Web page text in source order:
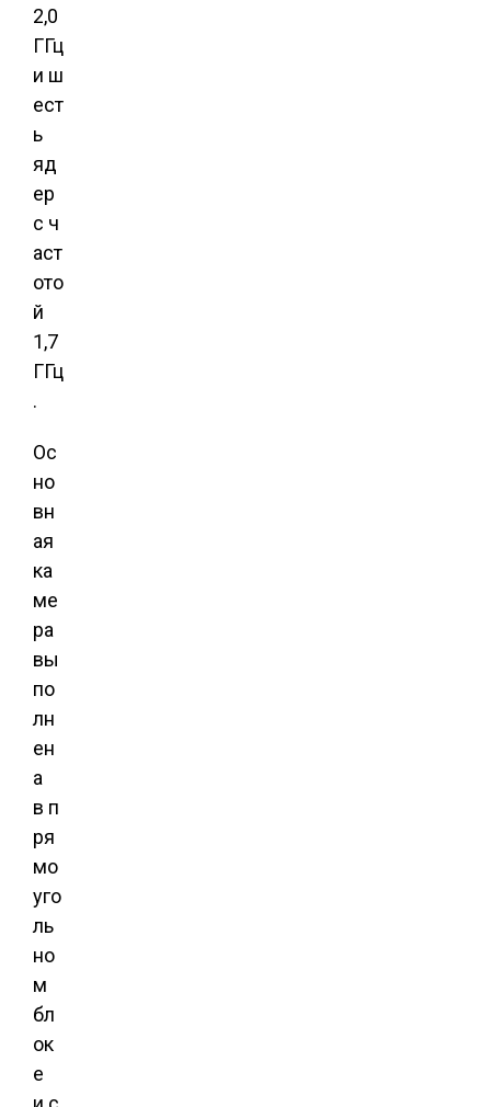
2,0
ГГц
и ш
ест
ь
яд
ер
с ч
аст
ото
й
1,7
ГГц
.
Ос
но
вн
ая
ка
ме
ра
вы
по
лн
ен
а
в п
ря
мо
уго
ль
но
м
бл
ок
е